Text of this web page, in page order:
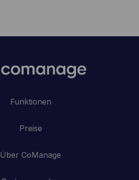
Funktionen
Preise
Über CoManage